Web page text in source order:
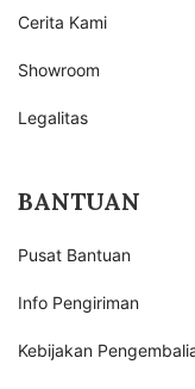
Cerita Kami
Showroom
Legalitas
BANTUAN
Pusat Bantuan
Info Pengiriman
Kebijakan